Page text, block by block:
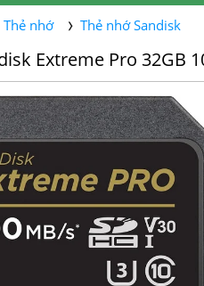
Thẻ nhớ Thẻ nhớ Sandisk
Extreme Pro 32GB